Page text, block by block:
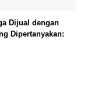
Dijual dengan
Dipertanyakan: